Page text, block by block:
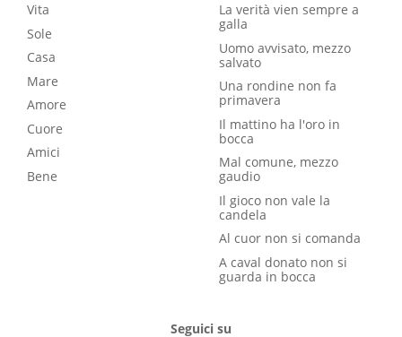
Vita
Sole
Casa
Mare
Amore
Cuore
Amici
Bene
La verità vien sempre a
galla
Uomo avvisato, mezzo
salvato
Una rondine non fa
primavera
Il mattino ha l'oro in
bocca
Mal comune, mezzo
gaudio
Il gioco non vale la
candela
Al cuor non si comanda
A caval donato non si
guarda in bocca
Seguici su